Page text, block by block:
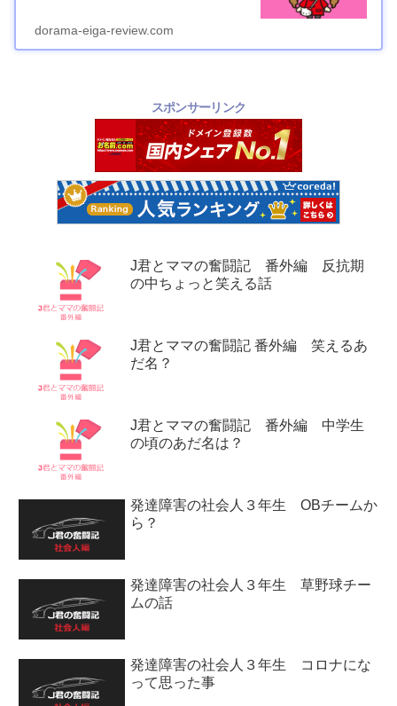
dorama-eiga-review.com
スポンサーリンク
J君とママの奮闘記 番外編 反抗期
の中ちょっと笑える話
J君とママの奮闘記 番外編 笑えるあ
だ名？
J君とママの奮闘記 番外編 中学生
の頃のあだ名は？
発達障害の社会人３年生 OBチームか
ら？
発達障害の社会人３年生 草野球チー
ムの話
発達障害の社会人３年生 コロナにな
って思った事